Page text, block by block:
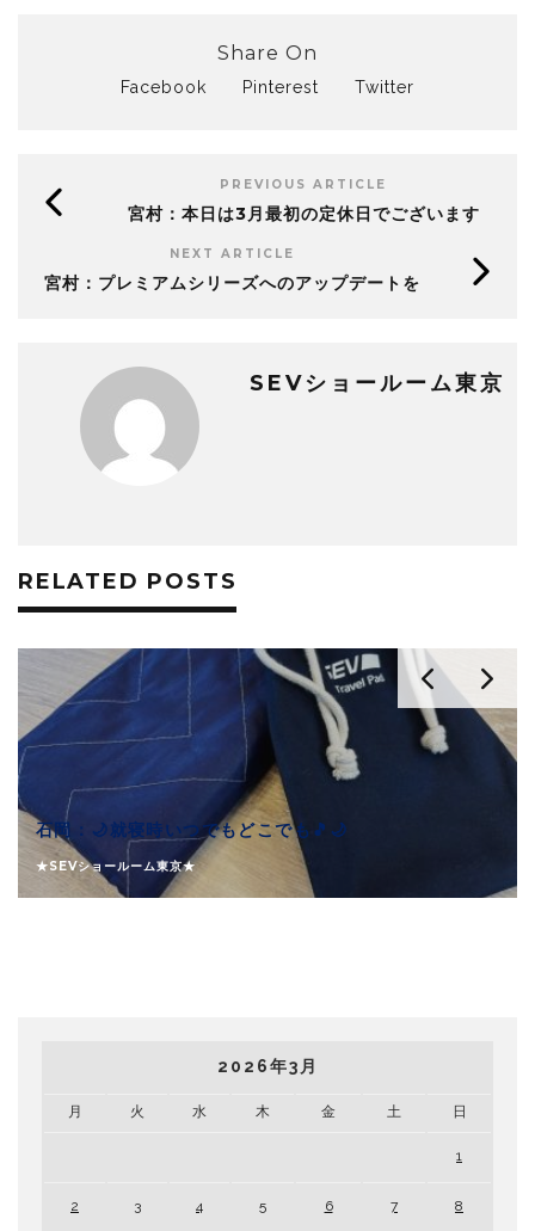
Share On
Facebook Pinterest Twitter
PREVIOUS ARTICLE
宮村：本日は3月最初の定休日でございます
NEXT ARTICLE
宮村：プレミアムシリーズへのアップデートを
SEVショールーム東京
RELATED POSTS
石岡：🌙就寝時いつでもどこでも🎵🌙
★SEVショールーム東京★
2026年3月
月 火 水 木 金 土 日
1
2 3 4 5 6 7 8